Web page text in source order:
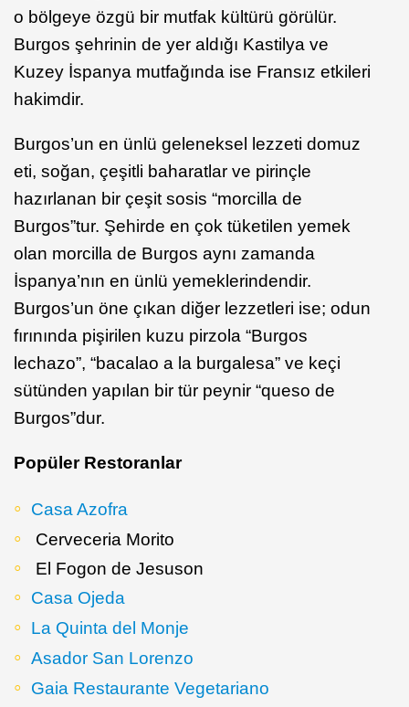
o bölgeye özgü bir mutfak kültürü görülür.
Burgos şehrinin de yer aldığı Kastilya ve
Kuzey İspanya mutfağında ise Fransız etkileri
hakimdir.
Burgos’un en ünlü geleneksel lezzeti domuz
eti, soğan, çeşitli baharatlar ve pirinçle
hazırlanan bir çeşit sosis “morcilla de
Burgos”tur. Şehirde en çok tüketilen yemek
olan morcilla de Burgos aynı zamanda
İspanya’nın en ünlü yemeklerindendir.
Burgos’un öne çıkan diğer lezzetleri ise; odun
fırınında pişirilen kuzu pirzola “Burgos
lechazo”, “bacalao a la burgalesa” ve keçi
sütünden yapılan bir tür peynir “queso de
Burgos”dur.
Popüler Restoranlar
Casa Azofra
Cerveceria Morito
El Fogon de Jesuson
Casa Ojeda
La Quinta del Monje
Asador San Lorenzo
Gaia Restaurante Vegetariano